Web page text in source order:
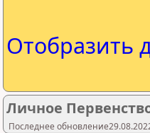
Отобразить
Личное
Последнее